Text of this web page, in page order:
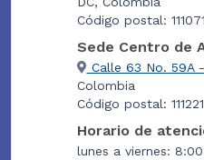
Código postal: 111071
Sede Centro de
Calle 63 No. 59A
Colombia
Código postal: 111221
Horario de
lunes a viernes: